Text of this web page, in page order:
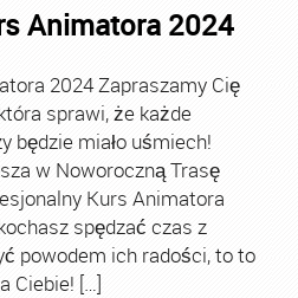
Animatora 2024
2024 Zapraszamy Cię
sprawi, że każde
będzie miało uśmiech!
w Noworoczną Trasę
Kurs Animatora
spędzać czas z
powodem ich radości, to to
Ciebie! […]